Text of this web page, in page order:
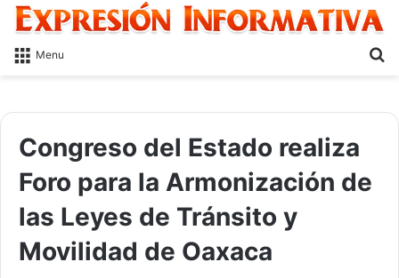
Menu
Congreso del Estado realiza
Foro para la Armonización de
las Leyes de Tránsito y
Movilidad de Oaxaca